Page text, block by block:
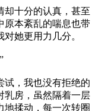
十分的认真，甚至
原本紊乱的喘息也带
她更用力几分。
，我也没有拒绝的
乳房，虽然隔着一层
地揉动，每一次转圈